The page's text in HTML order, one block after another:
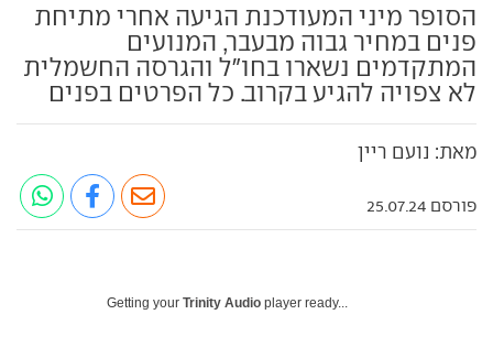
הסופר מיני המעודכנת הגיעה אחרי מתיחת
פנים במחיר גבוה מבעבר, המנועים
המתקדמים נשארו בחו"ל והגרסה החשמלית
לא צפויה להגיע בקרוב. כל הפרטים בפנים
מאת: נועם ריין
פורסם 25.07.24
Getting your Trinity Audio player ready...